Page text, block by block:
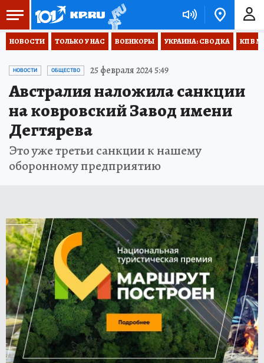
НОВОСТИ ТОЛЬКО У НАС ВОЕНКОРЫ УКРАИНА: СВОДКА КП В
НОВОСТИ ОБЩЕСТВО 25 февраля 2024 5:49
Австралия наложила санкции
на ковровский Завод имени
Дегтярева
Это уже третьи санкции к нашему
оборонному предприятию